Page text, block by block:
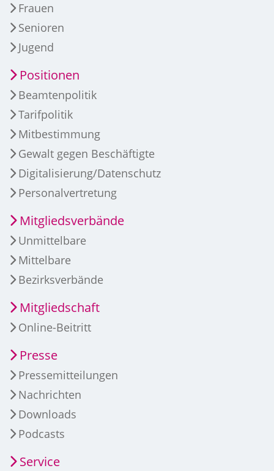
Frauen
Senioren
Jugend
Positionen
Beamtenpolitik
Tarifpolitik
Mitbestimmung
Gewalt gegen Beschäftigte
Digitalisierung/Datenschutz
Personalvertretung
Mitgliedsverbände
Unmittelbare
Mittelbare
Bezirksverbände
Mitgliedschaft
Online-Beitritt
Presse
Pressemitteilungen
Nachrichten
Downloads
Podcasts
Service